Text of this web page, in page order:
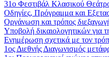
31ο Φεστιβάλ Κλασικού
Οδηγίες, Πρόγραμμα και
Οργάνωση και τρόπος
Υποβολή δικαιολογητικών για
Ενημέρωση σχετικά με τον
1ος Διεθνής Διαγωνισμός